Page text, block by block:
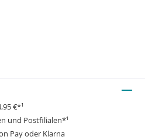
€*¹
und Postfilialen*¹
Pay oder Klarna